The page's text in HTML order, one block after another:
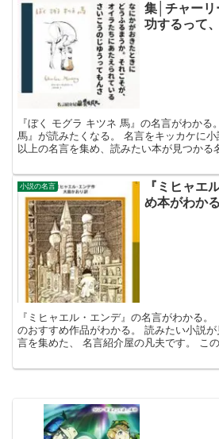
集│チャーリ
功するって
『ぼく モグラ キツネ 馬』の名言がわかる
馬』が読みたくなる。 名言をキッカケに
以上の名言を集め、読みたい本が見つかる
小説の名言
『ミヒャエ
め本がわか
『ミヒャエル・エンデ』の名言がわかる。
のおすすめ作品がわかる。 読みたい小説
言を集めた、 名言紹介屋の凡夫です。 こ